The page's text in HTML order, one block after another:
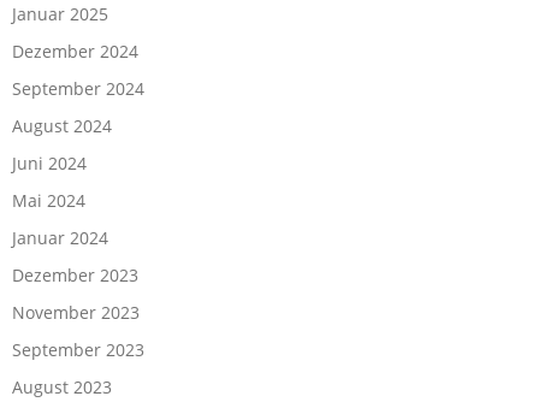
Januar 2025
Dezember 2024
September 2024
August 2024
Juni 2024
Mai 2024
Januar 2024
Dezember 2023
November 2023
September 2023
August 2023